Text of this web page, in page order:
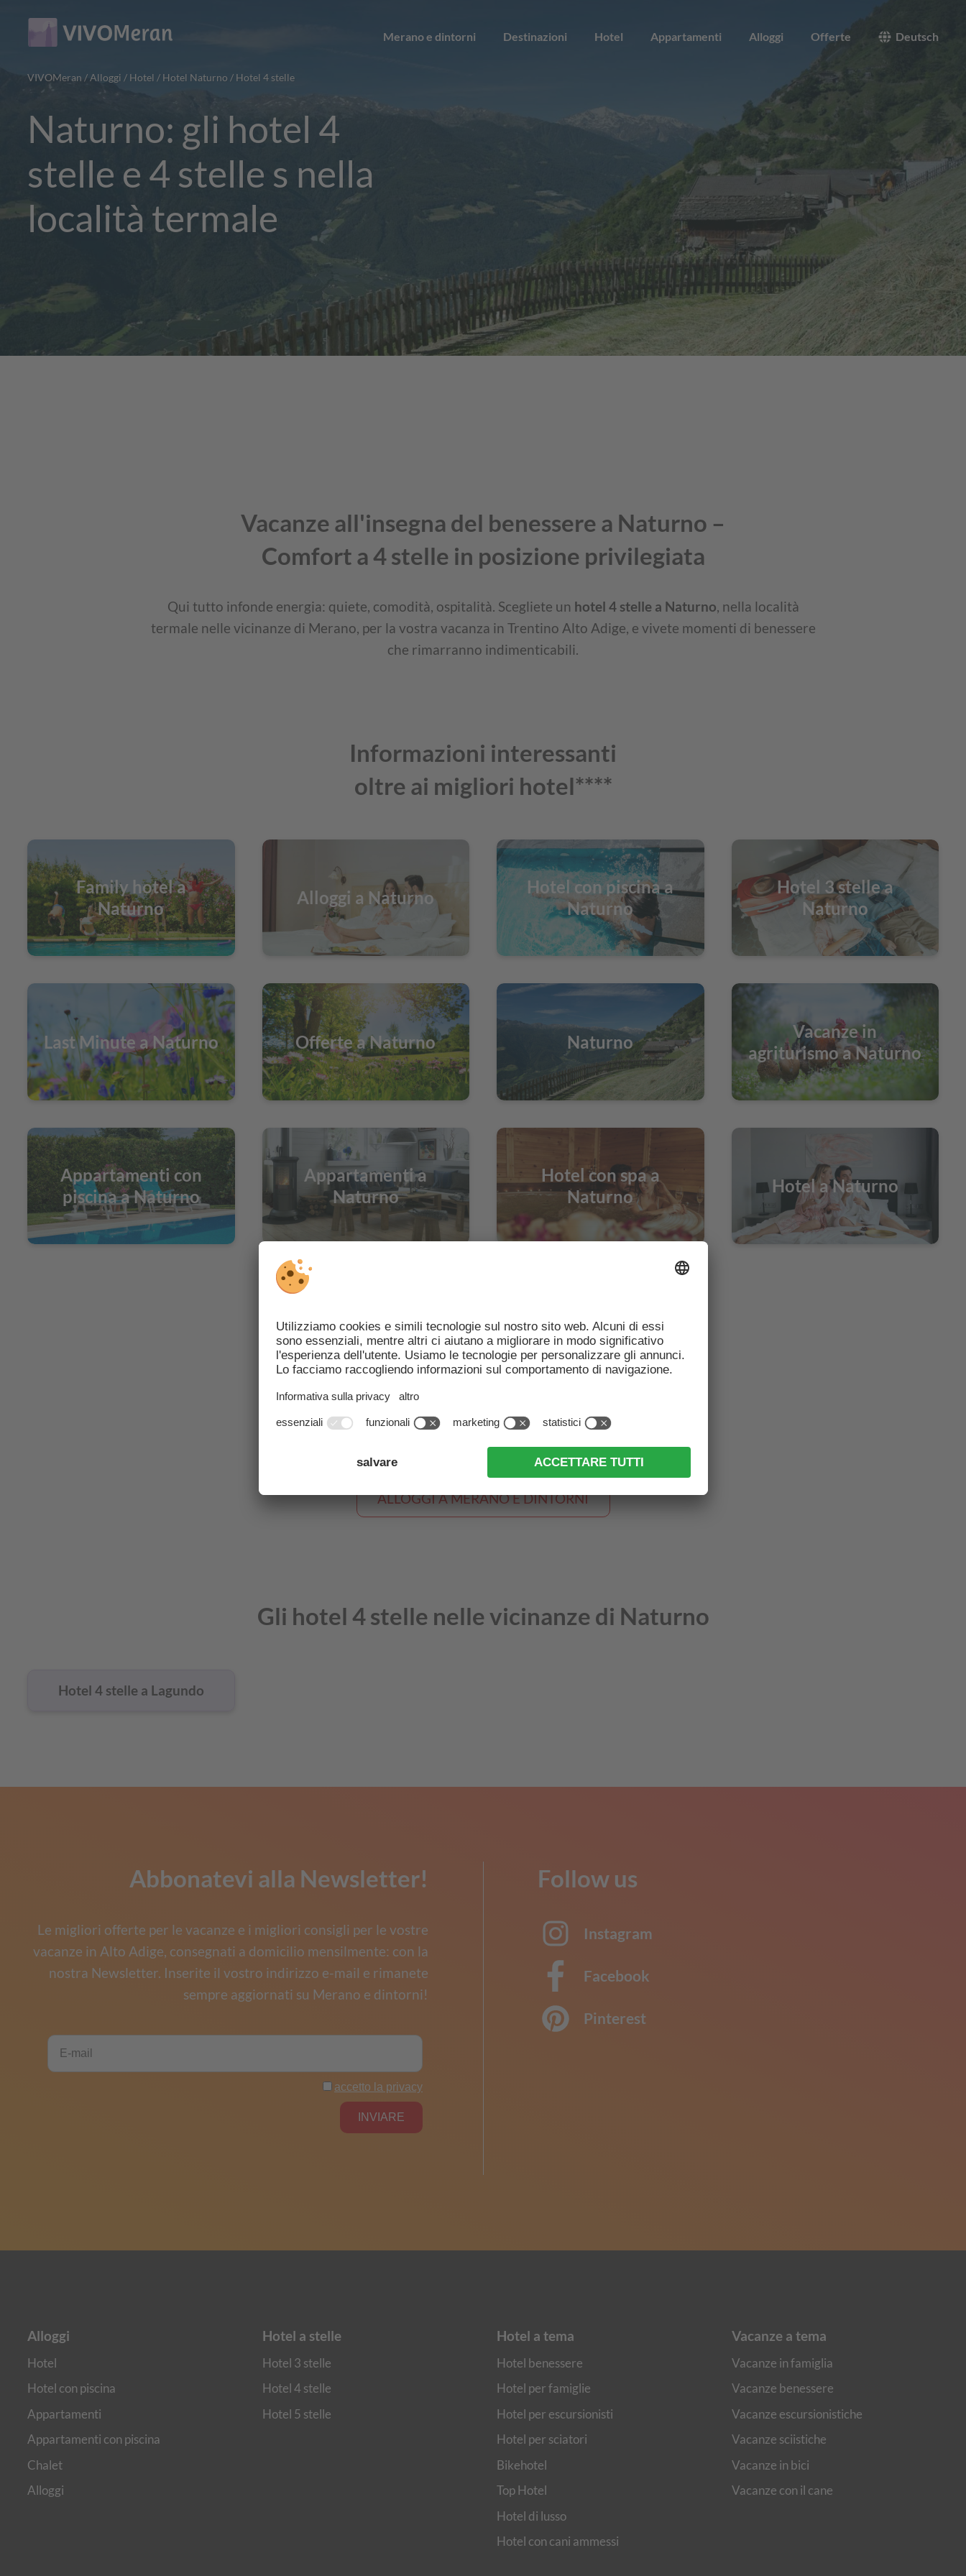
content
navigation
Merano e dintorni Destinazioni Hotel Appartamenti Alloggi Offerte Deutsch
VIVOMeran /Alloggi / Hotel / Hotel Naturno / Hotel 4 stelle
Naturno: gli hotel 4
stelle e 4 stelle s nella
località termale
Vacanze all'insegna del benessere a Naturno –
Comfort a 4 stelle in posizione privilegiata
Qui tutto infonde energia: quiete, comodità, ospitalità. Scegliete un hotel 4 stelle a Naturno, nella località
termale nelle vicinanze di Merano, per la vostra vacanza in Trentino Alto Adige, e vivete momenti di benessere
che rimarranno indimenticabili.
Informazioni interessanti
oltre ai migliori hotel****
Family hotel a
Naturno
Alloggi a Naturno
Hotel con piscina a
Naturno
Hotel 3 stelle a
Naturno
Last Minute a Naturno Offerte a Naturno Naturno
Vacanze in
agriturismo a Naturno
Appartamenti con
piscina a Naturno
Appartamenti a
Naturno
Hotel con spa a
Naturno
Hotel a Naturno
APPARTAMENTI A MERANO E DINTORNI
HOTEL A MERANO E DINTORNI
HOTEL 4 STELLE A MERANO E DINTORNI
ALLOGGI A MERANO E DINTORNI
Gli hotel 4 stelle nelle vicinanze di Naturno
Hotel 4 stelle a Lagundo
Abbonatevi alla Newsletter!
Le migliori offerte per le vacanze e i migliori consigli per le vostre
vacanze in Alto Adige, consegnati a domicilio mensilmente: con la
nostra Newsletter. Inserite il vostro indirizzo e-mail e rimanete
sempre aggiornati su Merano e dintorni!
Follow us
Instagram
Facebook
Pinterest
Alloggi
Hotel
Hotel con piscina
Appartamenti
Appartamenti con piscina
Chalet
Alloggi
Hotel a stelle
Hotel 3 stelle
Hotel 4 stelle
Hotel 5 stelle
Hotel a tema
Hotel benessere
Hotel per famiglie
Hotel per escursionisti
Hotel per sciatori
Bikehotel
Top Hotel
Hotel di lusso
Hotel con cani ammessi
Vacanze a tema
Vacanze in famiglia
Vacanze benessere
Vacanze escursionistiche
Vacanze sciistiche
Vacanze in bici
Vacanze con il cane